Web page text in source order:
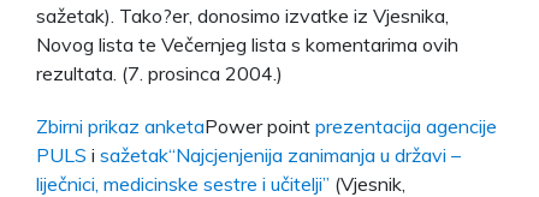
sažetak). Tako?er, donosimo izvatke iz Vjesnika,
Novog lista te Večernjeg lista s komentarima ovih
rezultata. (7. prosinca 2004.)
Zbirni prikaz anketaPower point prezentacija agencije
PULS i sažetak“Najcjenjenija zanimanja u državi –
liječnici, medicinske sestre i učitelji” (Vjesnik,